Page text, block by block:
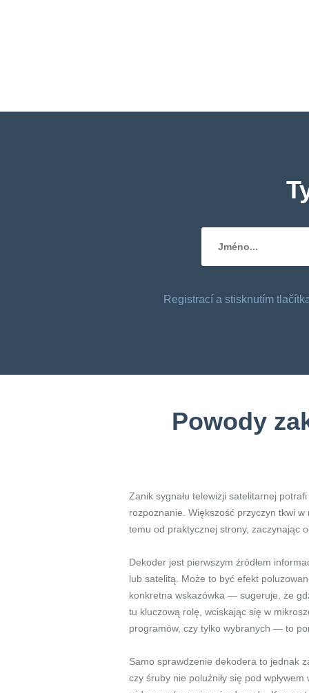
Registrací a stisknutím
Powody
Zanik sygnału telewizji satelitarnej
rozpoznanie. Większość przyczyn tkwi
temu od praktycznej strony, zaczynając
Dekoder jest pierwszym źródłem
lub satelitą. Może to być efekt
konkretna wskazówka — sugeruje, że
tu kluczową rolę, wciskając się w
programów, czy tylko wybranych — to
Samo sprawdzenie dekodera to jednak
czy śruby nie poluźniły się pod